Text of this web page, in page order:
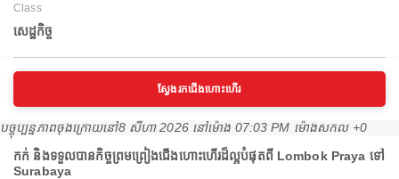
Class
សេដ្ឋកិច្ច
ស្វែងរកជើងហោះហើរ
បច្ចុប្បន្នភាពចុងក្រោយនៅ8 សីហា 2026 នៅ​ម៉ោង 07:03 PM ម៉ោង​សកល +0
កក់ និងទទួលបានកិច្ចព្រមព្រៀងជើងហោះហើរដ៏ល្អបំផុតពី Lombok Praya ទៅ
Surabaya